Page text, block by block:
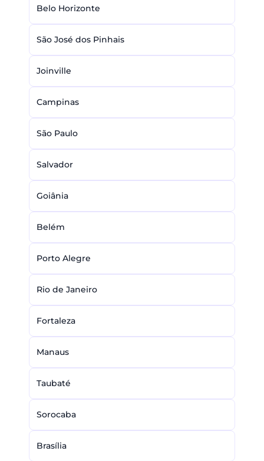
Belo Horizonte
São José dos Pinhais
Joinville
Campinas
São Paulo
Salvador
Goiânia
Belém
Porto Alegre
Rio de Janeiro
Fortaleza
Manaus
Taubaté
Sorocaba
Brasília